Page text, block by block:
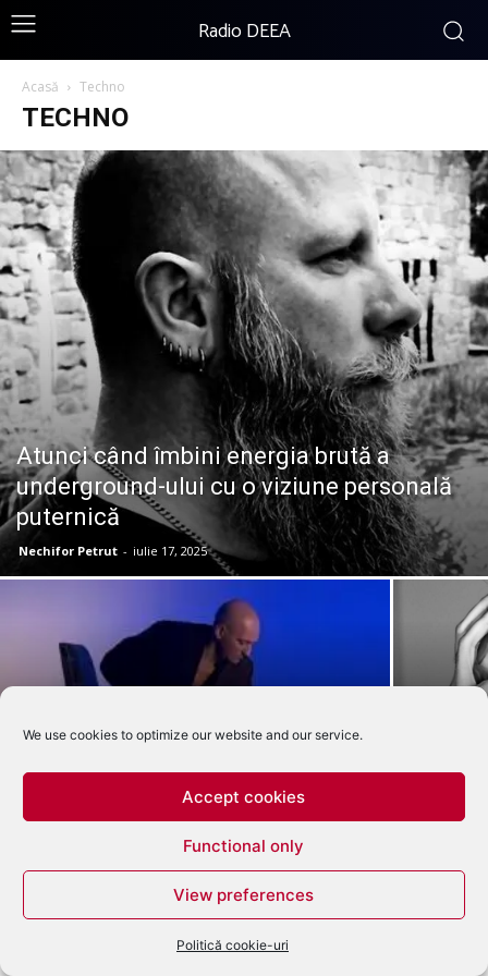
We use cookies to optimize our website and our service.
Accept cookies
Functional only
View preferences
Politică cookie-uri
Radio DEEA
Acasă Techno
TECHNO
Atunci când îmbini energia brută a
underground-ului cu o viziune personală
puternică
Nechifor Petrut - iulie 17, 2025
și Afro House la Radio Deea